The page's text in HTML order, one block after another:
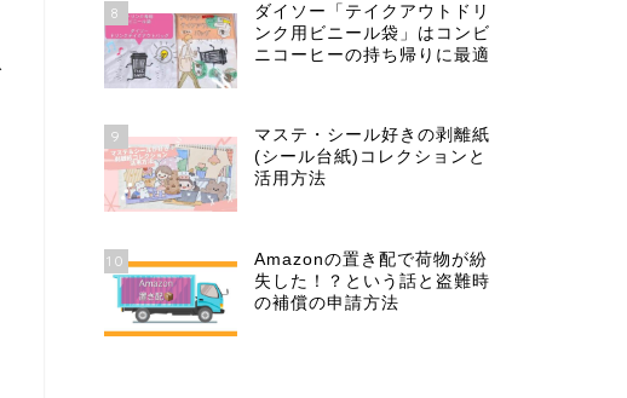
8
ダイソー「テイクアウトドリ
ンク用ビニール袋」はコンビ
ニコーヒーの持ち帰りに最適
9
マステ・シール好きの剥離紙
(シール台紙)コレクションと
活用方法
10
Amazonの置き配で荷物が紛
失した！？という話と盗難時
の補償の申請方法